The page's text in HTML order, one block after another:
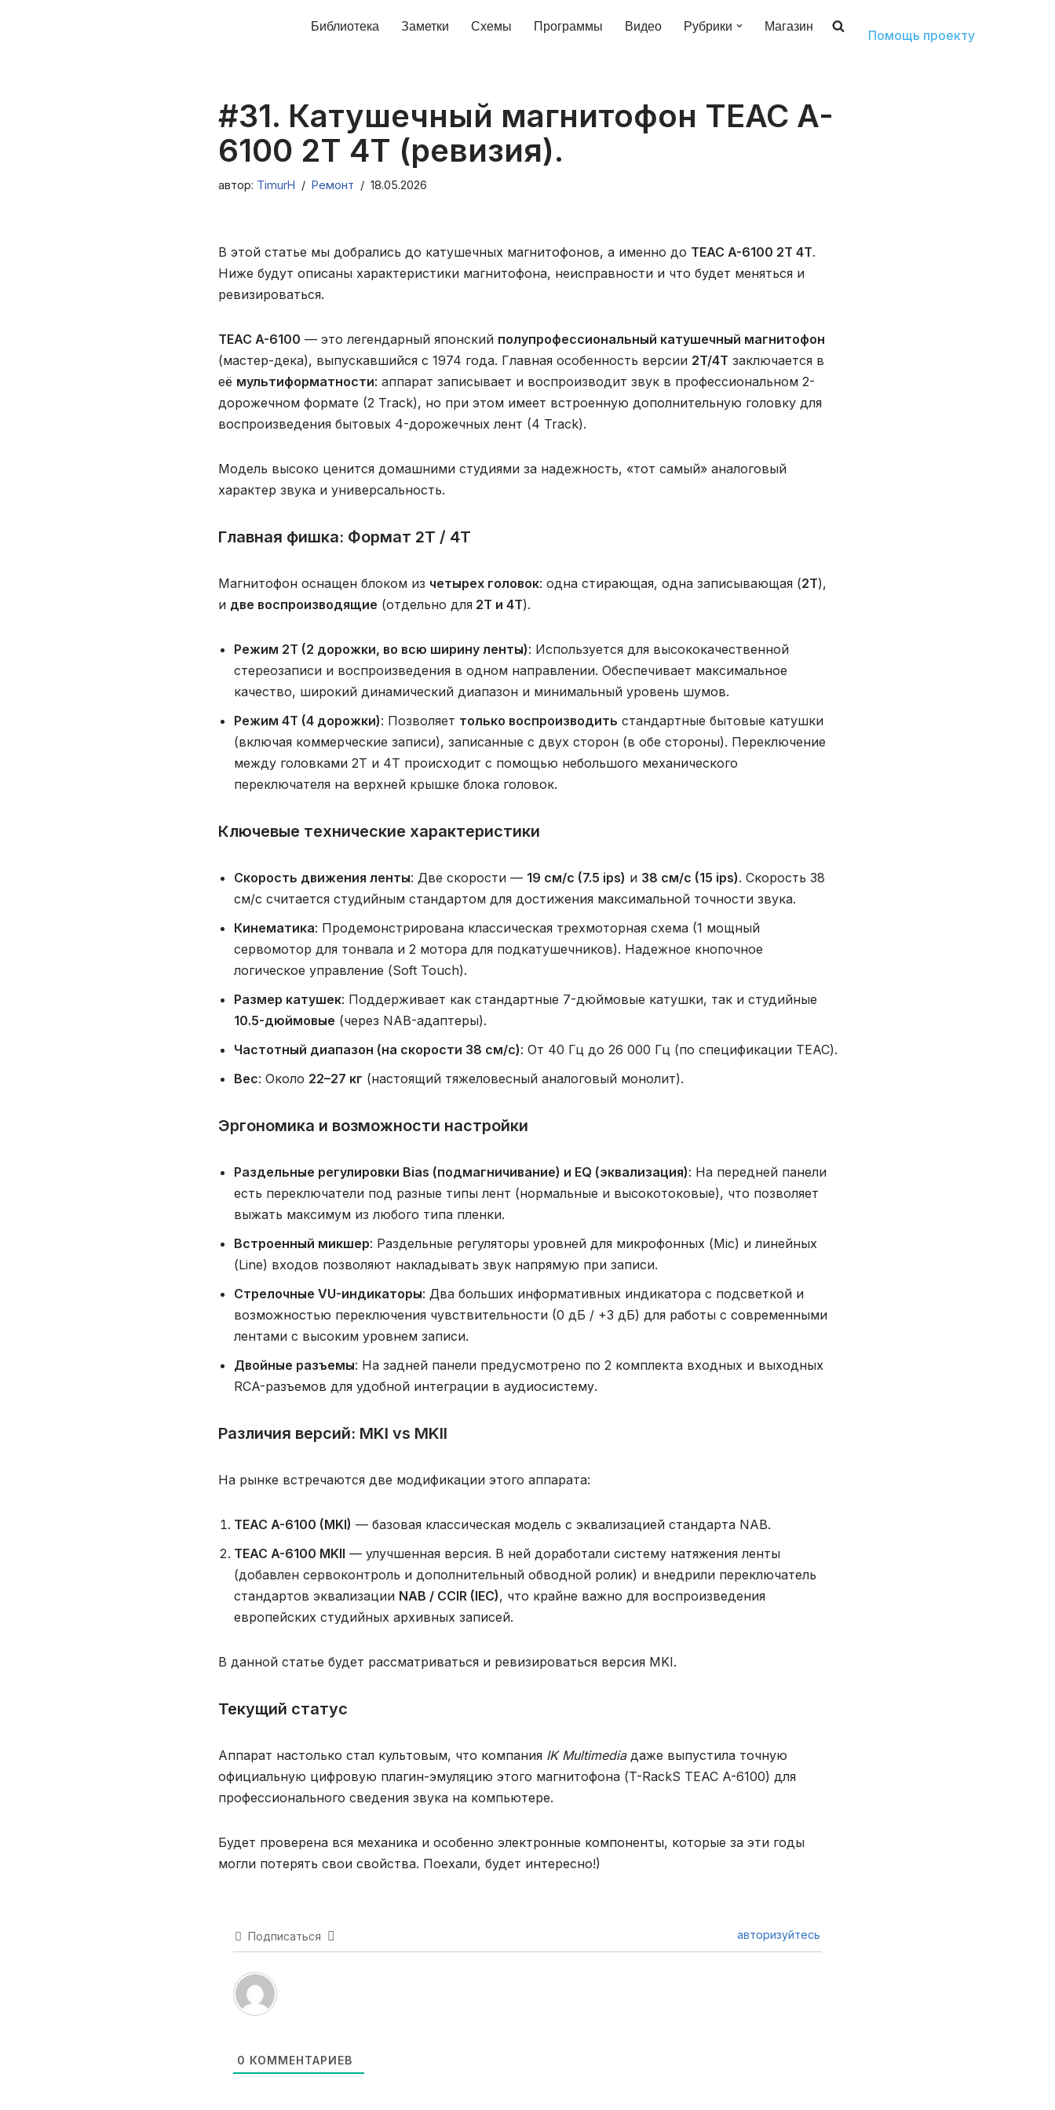
Библиотека Заметки Схемы Программы Видео Рубрики Магазин
Помощь проекту
#31. Катушечный магнитофон TEAC A-
6100 2T 4T (ревизия).
автор: TimurH Ремонт 18.05.2026
В этой статье мы добрались до катушечных магнитофонов, а именно до TEAC A-6100 2T 4T.
Ниже будут описаны характеристики магнитофона, неисправности и что будет меняться и
ревизироваться.
TEAC A-6100 — это легендарный японский полупрофессиональный катушечный магнитофон
(мастер-дека), выпускавшийся с 1974 года. Главная особенность версии 2T/4T заключается в
её мультиформатности: аппарат записывает и воспроизводит звук в профессиональном 2-
дорожечном формате (2 Track), но при этом имеет встроенную дополнительную головку для
воспроизведения бытовых 4-дорожечных лент (4 Track).
Модель высоко ценится домашними студиями за надежность, «тот самый» аналоговый
характер звука и универсальность.
Главная фишка: Формат 2T / 4T
Магнитофон оснащен блоком из четырех головок: одна стирающая, одна записывающая (2T),
и две воспроизводящие (отдельно для2T и 4T).
Режим 2Т (2 дорожки, во всю ширину ленты): Используется для высококачественной
стереозаписи и воспроизведения в одном направлении. Обеспечивает максимальное
качество, широкий динамический диапазон и минимальный уровень шумов.
Режим 4Т (4 дорожки): Позволяет только воспроизводить стандартные бытовые катушки
(включая коммерческие записи), записанные с двух сторон (в обе стороны). Переключение
между головками 2Т и 4Т происходит с помощью небольшого механического
переключателя на верхней крышке блока головок.
Ключевые технические характеристики
Скорость движения ленты: Две скорости — 19 см/с (7.5 ips) и 38 см/с (15 ips). Скорость 38
см/с считается студийным стандартом для достижения максимальной точности звука.
Кинематика: Продемонстрирована классическая трехмоторная схема (1 мощный
сервомотор для тонвала и 2 мотора для подкатушечников). Надежное кнопочное
логическое управление (Soft Touch).
Размер катушек: Поддерживает как стандартные 7-дюймовые катушки, так и студийные
10.5-дюймовые (через NAB-адаптеры).
Частотный диапазон (на скорости 38 см/с): От 40 Гц до 26 000 Гц (по спецификации TEAC).
Вес: Около 22–27 кг (настоящий тяжеловесный аналоговый монолит).
Эргономика и возможности настройки
Раздельные регулировки Bias (подмагничивание) и EQ (эквализация): На передней панели
есть переключатели под разные типы лент (нормальные и высокотоковые), что позволяет
выжать максимум из любого типа пленки.
Встроенный микшер: Раздельные регуляторы уровней для микрофонных (Mic) и линейных
(Line) входов позволяют накладывать звук напрямую при записи.
Стрелочные VU-индикаторы: Два больших информативных индикатора с подсветкой и
возможностью переключения чувствительности (0 дБ / +3 дБ) для работы с современными
лентами с высоким уровнем записи.
Двойные разъемы: На задней панели предусмотрено по 2 комплекта входных и выходных
RCA-разъемов для удобной интеграции в аудиосистему.
Различия версий: MKI vs MKII
На рынке встречаются две модификации этого аппарата:
TEAC A-6100 (MKI) — базовая классическая модель с эквализацией стандарта NAB.
TEAC A-6100 MKII — улучшенная версия. В ней доработали систему натяжения ленты
(добавлен сервоконтроль и дополнительный обводной ролик) и внедрили переключатель
стандартов эквализации NAB / CCIR (IEC), что крайне важно для воспроизведения
европейских студийных архивных записей.
В данной статье будет рассматриваться и ревизироваться версия MKI.
Текущий статус
Аппарат настолько стал культовым, что компания IK Multimediaдаже выпустила точную
официальную цифровую плагин-эмуляцию этого магнитофона (T-RackS TEAC A-6100) для
профессионального сведения звука на компьютере.
Будет проверена вся механика и особенно электронные компоненты, которые за эти годы
могли потерять свои свойства. Поехали, будет интересно!)
Подписаться авторизуйтесь
0 КОММЕНТАРИЕВ